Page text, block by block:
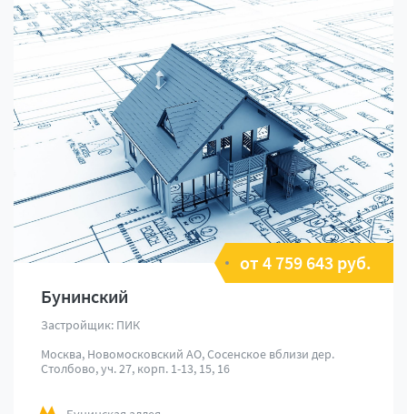
от 4 759 643 руб.
Бунинский
Застройщик: ПИК
Москва, Новомосковский АО, Сосенское вблизи дер.
Столбово, уч. 27, корп. 1-13, 15, 16